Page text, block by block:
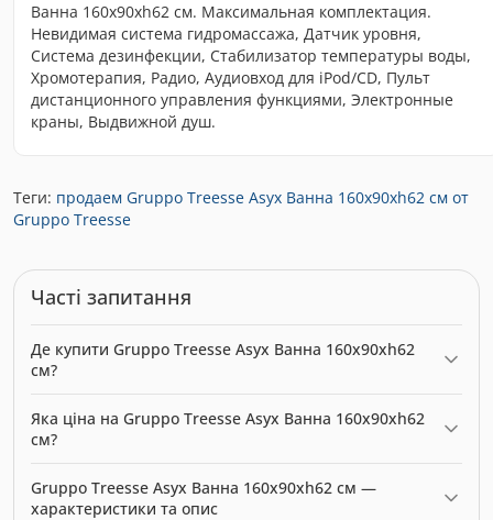
Ванна 160x90xh62 см. Максимальная комплектация.
Невидимая система гидромассажа, Датчик уровня,
Система дезинфекции, Стабилизатор температуры воды,
Хромотерапия, Радио, Аудиовход для iPod/CD, Пульт
дистанционного управления функциями, Электронные
краны, Выдвижной душ.
Теги: продаем Gruppo Treesse Asyx Ванна 160x90xh62 см от
Gruppo Treesse
Часті запитання
Де купити Gruppo Treesse Asyx Ванна 160x90xh62
см?
нашому інтернет-магазині за ціною 0.00 грн. Категорія:Ванни.
Яка ціна на Gruppo Treesse Asyx Ванна 160x90xh62
см?
0.00 грн. Виробник: Gruppo Treesse.
Gruppo Treesse Asyx Ванна 160x90xh62 см —
характеристики та опис